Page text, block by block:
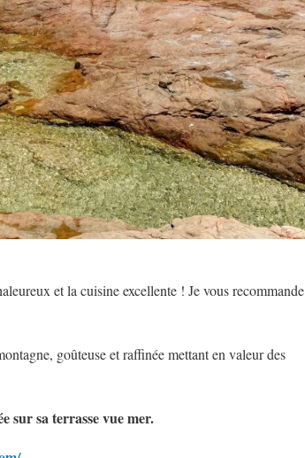
et la cuisine excellente ! Je vous recommande
goûteuse et raffinée mettant en valeur des
sur sa terrasse vue mer.